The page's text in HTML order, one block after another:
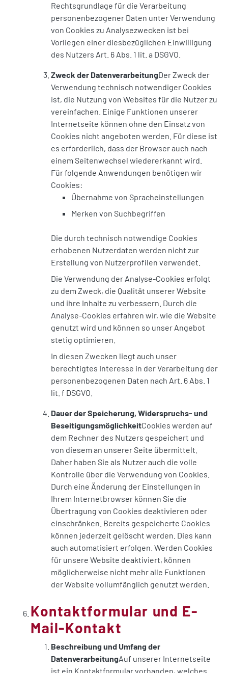
Rechtsgrundlage für die Verarbeitung
personenbezogener Daten unter Verwendung
von Cookies zu Analysezwecken ist bei
Vorliegen einer diesbezüglichen Einwilligung
des Nutzers Art. 6 Abs. 1 lit. a DSGVO.
Zweck der DatenverarbeitungDer Zweck der
Verwendung technisch notwendiger Cookies
ist, die Nutzung von Websites für die Nutzer zu
vereinfachen. Einige Funktionen unserer
Internetseite können ohne den Einsatz von
Cookies nicht angeboten werden. Für diese ist
es erforderlich, dass der Browser auch nach
einem Seitenwechsel wiedererkannt wird.
Für folgende Anwendungen benötigen wir
Cookies:
Übernahme von Spracheinstellungen
Merken von Suchbegriffen
Die durch technisch notwendige Cookies
erhobenen Nutzerdaten werden nicht zur
Erstellung von Nutzerprofilen verwendet.
Die Verwendung der Analyse-Cookies erfolgt
zu dem Zweck, die Qualität unserer Website
und ihre Inhalte zu verbessern. Durch die
Analyse-Cookies erfahren wir, wie die Website
genutzt wird und können so unser Angebot
stetig optimieren.
In diesen Zwecken liegt auch unser
berechtigtes Interesse in der Verarbeitung der
personenbezogenen Daten nach Art. 6 Abs. 1
lit. f DSGVO.
Dauer der Speicherung, Widerspruchs- und
BeseitigungsmöglichkeitCookies werden auf
dem Rechner des Nutzers gespeichert und
von diesem an unserer Seite übermittelt.
Daher haben Sie als Nutzer auch die volle
Kontrolle über die Verwendung von Cookies.
Durch eine Änderung der Einstellungen in
Ihrem Internetbrowser können Sie die
Übertragung von Cookies deaktivieren oder
einschränken. Bereits gespeicherte Cookies
können jederzeit gelöscht werden. Dies kann
auch automatisiert erfolgen. Werden Cookies
für unsere Website deaktiviert, können
möglicherweise nicht mehr alle Funktionen
der Website vollumfänglich genutzt werden.
Kontaktformular und E-
Mail-Kontakt
Beschreibung und Umfang der
DatenverarbeitungAuf unserer Internetseite
ist ein Kontaktformular vorhanden, welches